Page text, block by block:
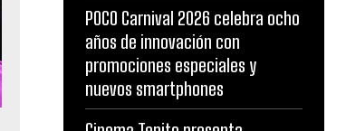
POCO Carnival 2026 celebra ocho
años de innovación con
promociones especiales y
nuevos smartphones